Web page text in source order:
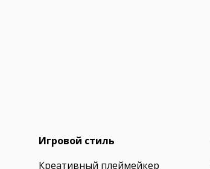
Игровой стиль
Креативный плеймейкер